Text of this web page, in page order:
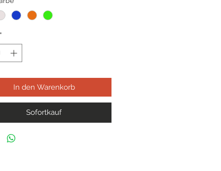
*
In den Warenkorb
Sofortkauf